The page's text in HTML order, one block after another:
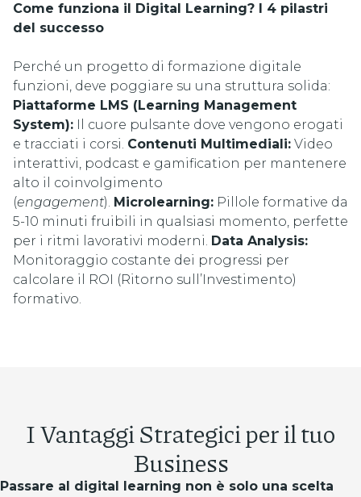
Come funziona il Digital Learning? I 4 pilastri
del successo
Perché un progetto di formazione digitale
funzioni, deve poggiare su una struttura solida:
Piattaforme LMS (Learning Management
System): Il cuore pulsante dove vengono erogati
e tracciati i corsi. Contenuti Multimediali: Video
interattivi, podcast e gamification per mantenere
alto il coinvolgimento
(engagement). Microlearning: Pillole formative da
5-10 minuti fruibili in qualsiasi momento, perfette
per i ritmi lavorativi moderni. Data Analysis:
Monitoraggio costante dei progressi per
calcolare il ROI (Ritorno sull’Investimento)
formativo.
I Vantaggi Strategici per il tuo
Business
Passare al digital learning non è solo una scelta